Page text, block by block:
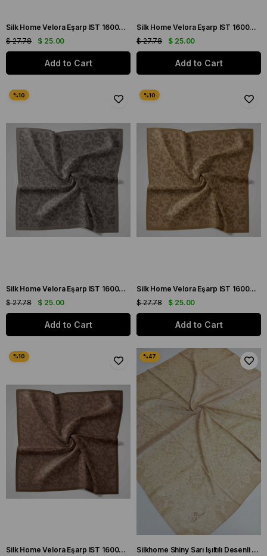
Silk Home Velora Eşarp IST 160004-03 Füme Soyut Desen
$ 25.00
$ 27.78
Add to Cart
Silk Home Velora Eşarp IST 160004-09 Kahverengi-Mor Soyut Desen
$ 25.00
$ 27.78
Add to Cart
Silk Home Velora Eşarp IST 160004-10 Gümüş-Gri Soyut Desen
$ 25.00
$ 27.78
Add to Cart
Silk Home Velora Eşarp IST 160004-24 Gold Soyut Desen
$ 25.00
$ 27.78
Add to Cart
Silk Home Velora Eşarp IST 160004-25 Tarçın Soyut Desen
Silkhome Shiny Sarı Işıltılı Desenli Eşarp IST 75001 - 03